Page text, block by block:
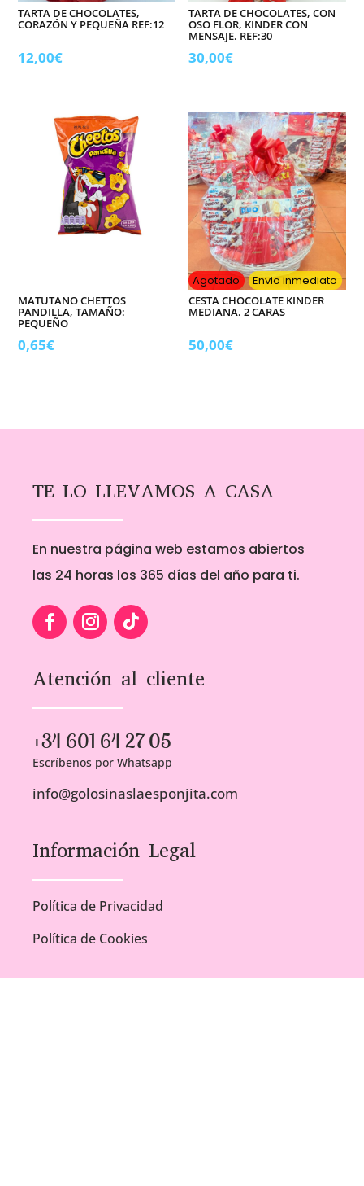
TARTA DE CHOCOLATES,
CORAZÓN Y PEQUEÑA REF:12
12,00€
TARTA DE CHOCOLATES, CON
OSO FLOR, KINDER CON
MENSAJE. REF:30
30,00€
MATUTANO CHETTOS
PANDILLA, TAMAÑO:
PEQUEÑO
0,65€
Agotado Envio inmediato
CESTA CHOCOLATE KINDER
MEDIANA. 2 CARAS
50,00€
TE LO LLEVAMOS A CASA
En nuestra página web estamos abiertos
las 24 horas los 365 días del año para ti.
Atención al cliente
+34 601 64 27 05
Escríbenos por Whatsapp
info@golosinaslaesponjita.com
Información Legal
Política de Privacidad
Política de Cookies